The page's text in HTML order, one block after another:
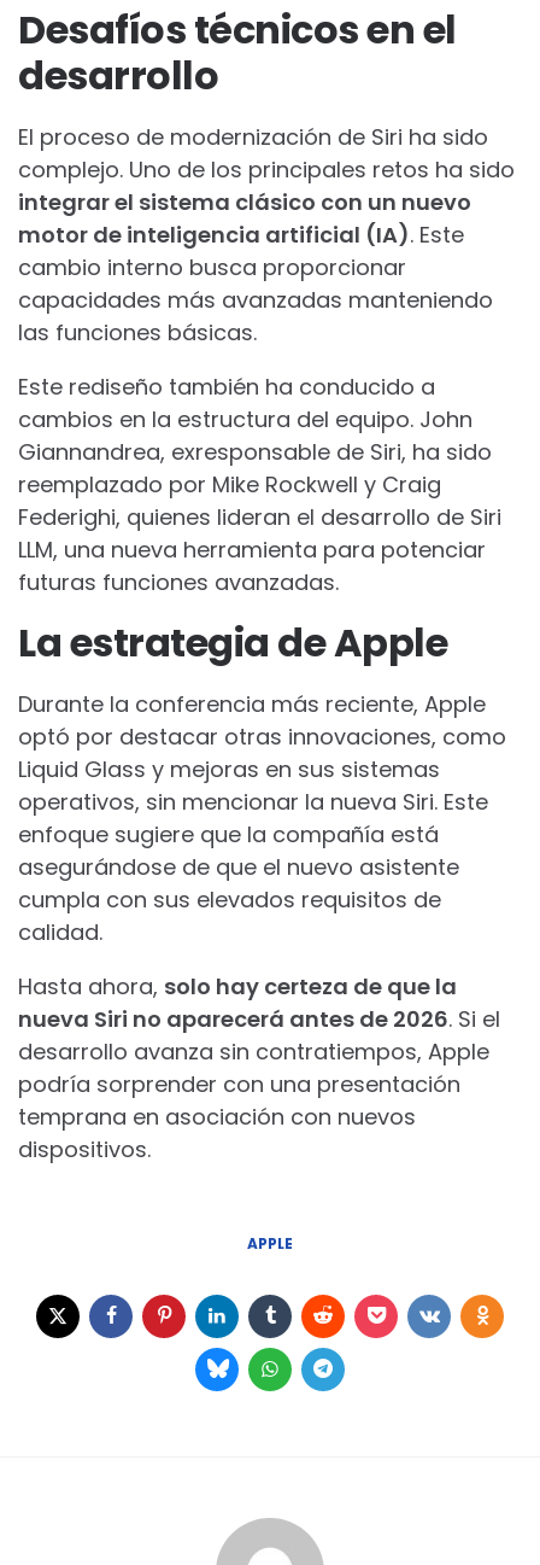
Desafíos técnicos en el
desarrollo
El proceso de modernización de Siri ha sido
complejo. Uno de los principales retos ha sido
integrar el sistema clásico con un nuevo
motor de inteligencia artificial (IA). Este
cambio interno busca proporcionar
capacidades más avanzadas manteniendo
las funciones básicas.
Este rediseño también ha conducido a
cambios en la estructura del equipo. John
Giannandrea, exresponsable de Siri, ha sido
reemplazado por Mike Rockwell y Craig
Federighi, quienes lideran el desarrollo de Siri
LLM, una nueva herramienta para potenciar
futuras funciones avanzadas.
La estrategia de Apple
Durante la conferencia más reciente, Apple
optó por destacar otras innovaciones, como
Liquid Glass y mejoras en sus sistemas
operativos, sin mencionar la nueva Siri. Este
enfoque sugiere que la compañía está
asegurándose de que el nuevo asistente
cumpla con sus elevados requisitos de
calidad.
Hasta ahora, solo hay certeza de que la
nueva Siri no aparecerá antes de 2026. Si el
desarrollo avanza sin contratiempos, Apple
podría sorprender con una presentación
temprana en asociación con nuevos
dispositivos.
APPLE